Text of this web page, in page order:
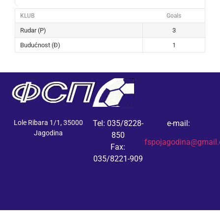
KLUB Goals
Rudar (P)
3
Budućnost (Đ)
1
Lole Ribara 1/1, 35000
Jagodina
Tel: 035/8228-
850
Fax:
035/8221-909
e-mail: